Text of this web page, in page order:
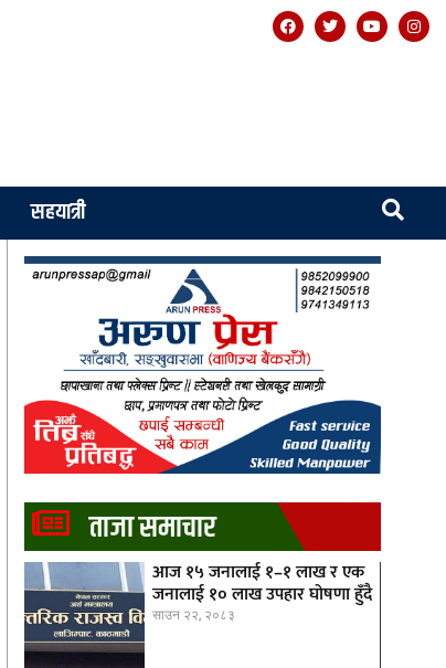
सहयात्री
ताजा समाचार
आज १५ जनालाई १–१ लाख र एक
जनालाई १० लाख उपहार घोषणा हुँदै
साउन २२, २०८३